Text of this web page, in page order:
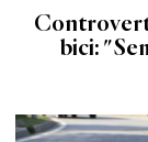
bici: